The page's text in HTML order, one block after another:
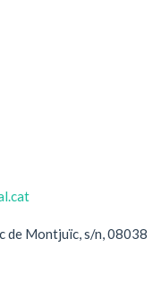
de Montjuïc, s/n, 08038